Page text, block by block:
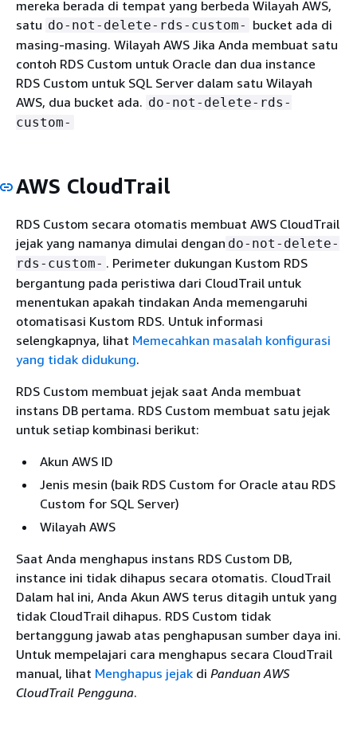
mereka berada di tempat yang berbeda Wilayah AWS,
satu do-not-delete-rds-custom- bucket ada di
masing-masing. Wilayah AWS Jika Anda membuat satu
contoh RDS Custom untuk Oracle dan dua instance
RDS Custom untuk SQL Server dalam satu Wilayah
AWS, dua bucket ada. do-not-delete-rds-
custom-
AWS CloudTrail
RDS Custom secara otomatis membuat AWS CloudTrail
jejak yang namanya dimulai dengan do-not-delete-
rds-custom- . Perimeter dukungan Kustom RDS
bergantung pada peristiwa dari CloudTrail untuk
menentukan apakah tindakan Anda memengaruhi
otomatisasi Kustom RDS. Untuk informasi
selengkapnya, lihat Memecahkan masalah konfigurasi
yang tidak didukung.
RDS Custom membuat jejak saat Anda membuat
instans DB pertama. RDS Custom membuat satu jejak
untuk setiap kombinasi berikut:
Akun AWS ID
Jenis mesin (baik RDS Custom for Oracle atau RDS
Custom for SQL Server)
Wilayah AWS
Saat Anda menghapus instans RDS Custom DB,
instance ini tidak dihapus secara otomatis. CloudTrail
Dalam hal ini, Anda Akun AWS terus ditagih untuk yang
tidak CloudTrail dihapus. RDS Custom tidak
bertanggung jawab atas penghapusan sumber daya ini.
Untuk mempelajari cara menghapus secara CloudTrail
manual, lihat Menghapus jejak di Panduan AWS
CloudTrail Pengguna.